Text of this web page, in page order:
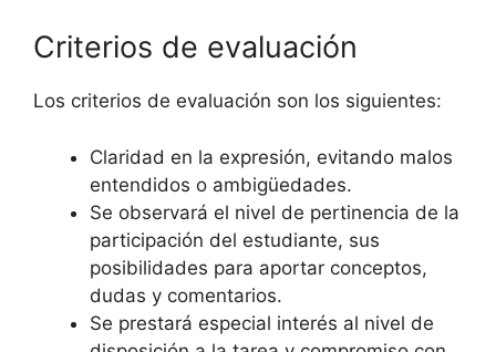
Criterios de evaluación
Los criterios de evaluación son los siguientes:
Claridad en la expresión, evitando malos
entendidos o ambigüedades.
Se observará el nivel de pertinencia de la
participación del estudiante, sus
posibilidades para aportar conceptos,
dudas y comentarios.
Se prestará especial interés al nivel de